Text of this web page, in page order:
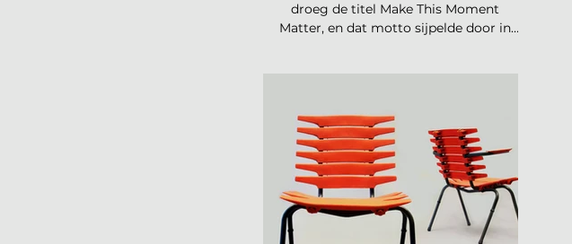
droeg de titel Make This Moment
Matter, en dat motto sijpelde door in
verdwenen. Wat overblijft is koeler,
eerlijker en doordachter: koel metaal,
lage zit, diep bordeaux en een duidelijke
voorkeur voor materiaal met een
verhaal. Dit zijn de zes trends die de
toon zetten voor 2026 en 2027. De 6
trends